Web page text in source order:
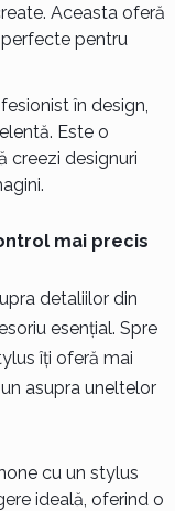
Aceasta oferă
pentru
în design,
Este o
creezi designuri
mai precis
detaliilor din
esențial. Spre
îți oferă mai
asupra uneltelor
cu un stylus
ideală, oferind o